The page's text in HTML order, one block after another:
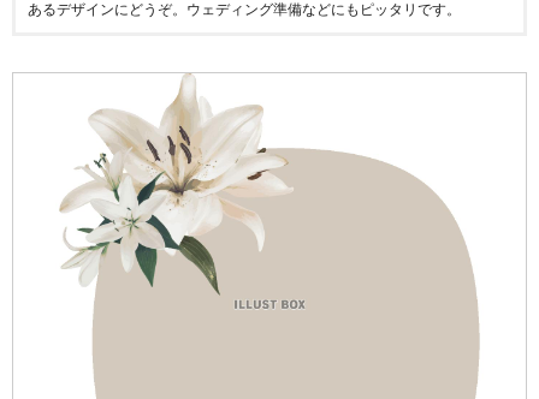
あるデザインにどうぞ。ウェディング準備などにもピッタリです。